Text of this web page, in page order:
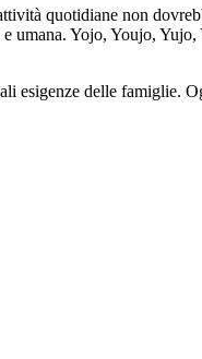
quotidiane non
umana. Yojo, Youjo,
esigenze delle